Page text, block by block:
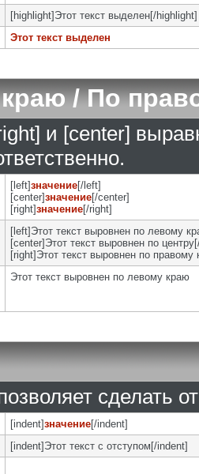
[highlight]Этот текст выделен[/highlight]
Этот текст выделен
/ По
и [center]
[left]значение[/left]
[center]значение[/center]
[right]значение[/right]
[left]Этот текст выровнен по левому
[center]Этот текст выровнен по
[right]Этот текст выровнен по правому
Этот текст выровнен по левому краю
сделать
[indent]значение[/indent]
[indent]Этот текст с отступом[/indent]